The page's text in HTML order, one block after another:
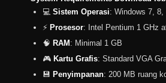
💻 Sistem Operasi: Windows 7, 8,
⚡ Prosesor: Intel Pentium 1 GHz
🧠 RAM : Minimal 1 GB
🎮 Kartu Grafis: Standard VGA
💾 Penyimpanan: 200 MB ruang